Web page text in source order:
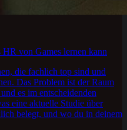
von Games lernen kann
die fachlich top sind und
Das Problem ist der Raum
es im entscheidenden
eine aktuelle Studie über
belegt, und wo du in deinem